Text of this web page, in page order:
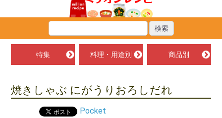
特集 料理・用途別 商品別
焼きしゃぶ にがうりおろしだれ
Pocket